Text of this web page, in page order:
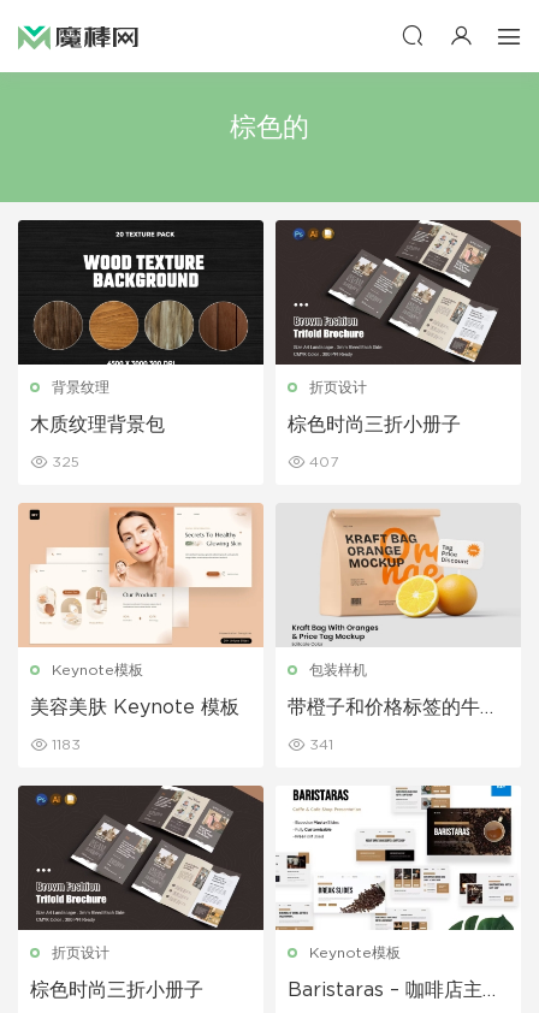
棕色的
背景纹理
木质纹理背景包
325
折页设计
棕色时尚三折小册子
407
Keynote模板
美容美肤 Keynote 模板
1183
包装样机
带橙子和价格标签的牛皮
341
折页设计
棕色时尚三折小册子
Keynote模板
Baristaras – 咖啡店主题